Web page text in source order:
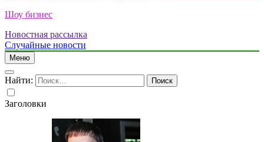
Шоу бизнес
Новостная рассылка
Случайные новости
Меню
Найти:
Заголовки